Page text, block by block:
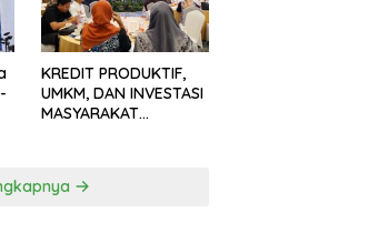
KREDIT PRODUKTIF,
UMKM, DAN INVESTASI
MASYARAKAT